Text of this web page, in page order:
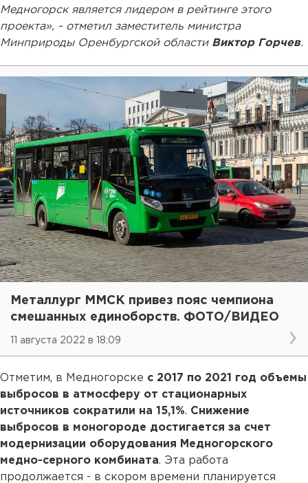
Медногорск является лидером в рейтинге этого
проекта», - отметил заместитель министра
Минприроды Оренбургской области Виктор Горчев.
Металлург ММСК привез пояс чемпиона
смешанных единоборств. ФОТО/ВИДЕО
11 августа 2022 в 18:09
Отметим, в Медногорске с 2017 по 2021 год объемы
выбросов в атмосферу от стационарных
источников сократили на 15,1%. Снижение
выбросов в моногороде достигается за счет
модернизации оборудования Медногорского
медно-серного комбината. Эта работа
продолжается - в скором времени планируется